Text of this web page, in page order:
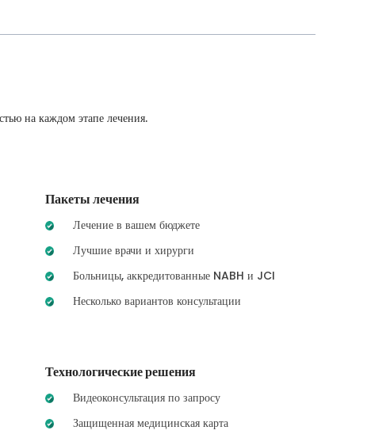
на каждом этапе лечения.
Пакеты лечения
Лечение в вашем бюджете
Лучшие врачи и хирурги
Больницы, аккредитованные NABH и JCI
Несколько вариантов консультации
Технологические решения
Видеоконсультация по запросу
Защищенная медицинская карта